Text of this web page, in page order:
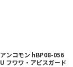
アンコモン hBP08-056
U フワワ・アビスガード